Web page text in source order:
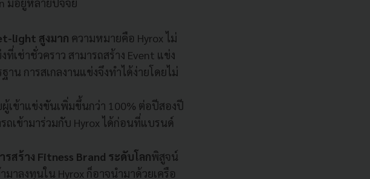
light สูงมาก ความหมายคือ Hyrox ไม่
เช่าชั่วคราว สามารถสร้าง Event แข่ง
น การสเกลงานแข่งจึงทำได้ง่ายโดยไม่
ผู้เข้าแข่งขันเพิ่มขึ้นกว่า 100% ต่อปีสองปี
เข้ามาร่วมกับ Hyrox ได้ก่อนที่แบรนด์
สร้าง Fitness Brand ระดับโลกพิสูจน์
าลงทุนใน Hyrox ก็อาจนำมาด้วยเครือ